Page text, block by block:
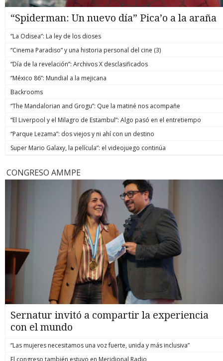
“Spiderman: Un nuevo día” Pica’o a la araña
“La Odisea”: La ley de los dioses
“Cinema Paradiso” y una historia personal del cine (3)
“Día de la revelación”: Archivos X desclasificados
“México 86”: Mundial a la mejicana
Backrooms
“The Mandalorian and Grogu”: Que la matiné nos acompañe
“El Liverpool y el Milagro de Estambul”: Algo pasó en el entretiempo
“Parque Lezama”: dos viejos y ni ahí con un destino
Super Mario Galaxy, la película”: el videojuego continúa
CONGRESO AMMPE
Sernatur invitó a compartir la experiencia
con el mundo
“Las mujeres necesitamos una voz fuerte, unida y más inclusiva”
El congreso también estuvo en Meridional Radio